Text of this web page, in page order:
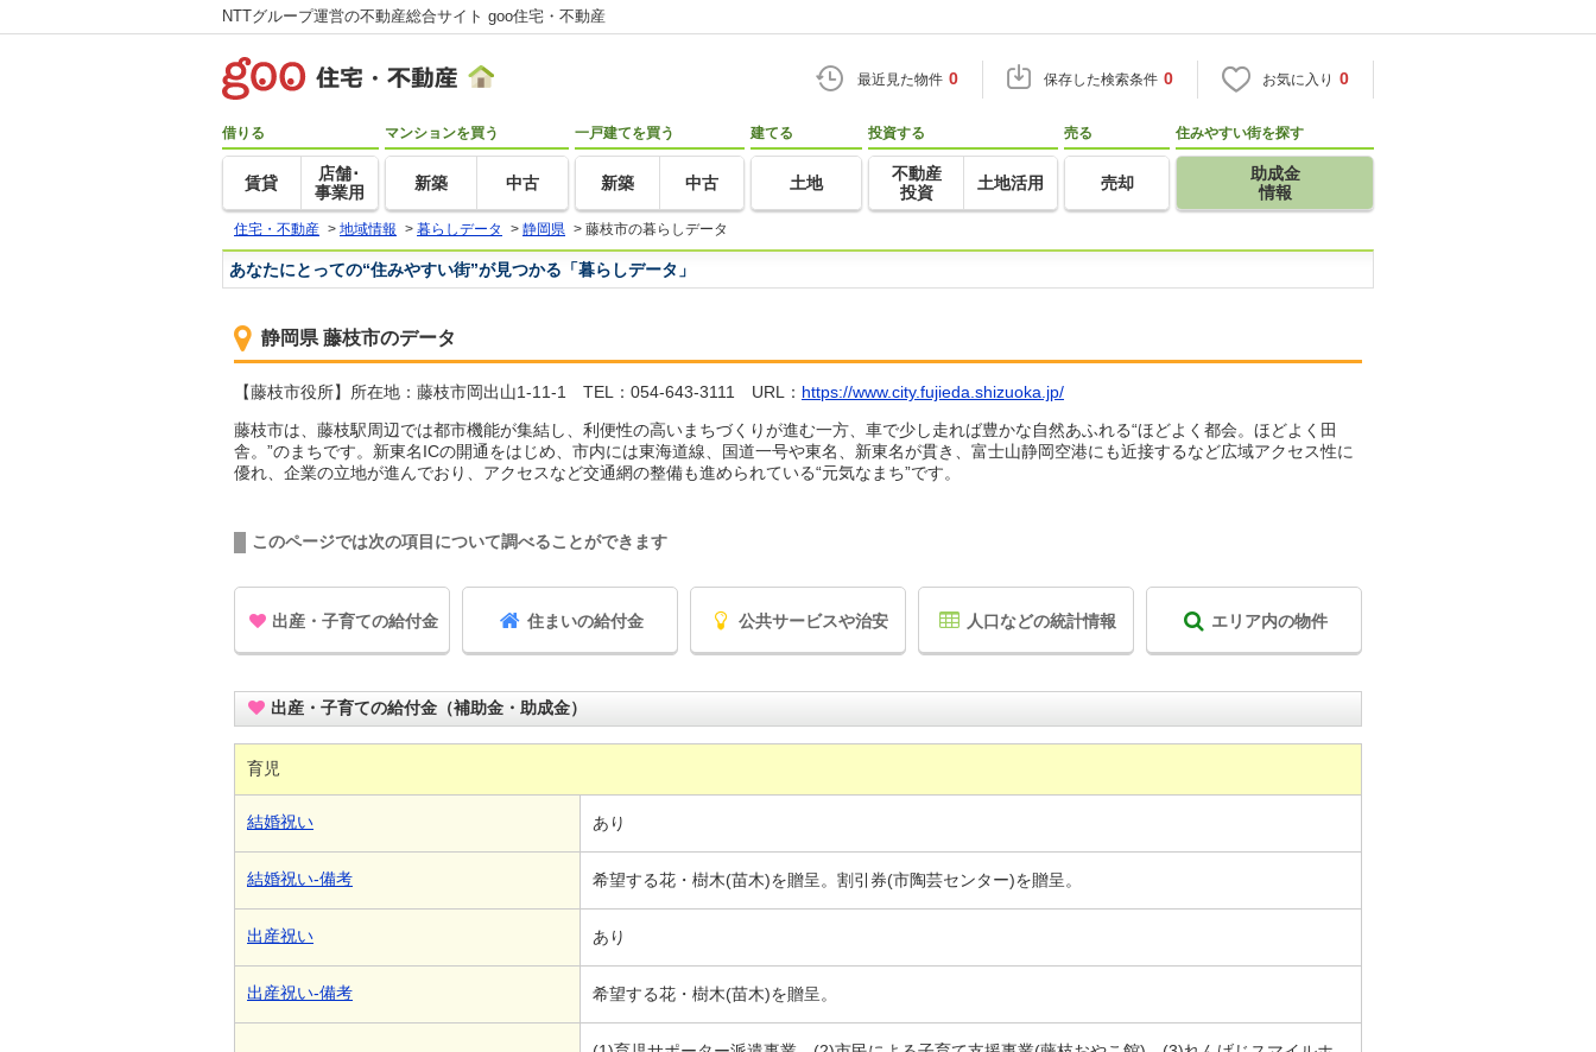
NTTグループ運営の不動産総合サイト goo住宅・不動産
最近見た物件 0 保存した検索条件 0 お気に入り 0
借りる
賃貸
店舗･
事業用
マンションを買う
新築 中古
一戸建てを買う
新築 中古
建てる
土地
投資する
不動産
投資
土地活用
売る
売却
住みやすい街を探す
助成金
情報
住宅・不動産 > 地域情報 > 暮らしデータ > 静岡県 > 藤枝市の暮らしデータ
あなたにとっての“住みやすい街”が見つかる「暮らしデータ」
静岡県 藤枝市のデータ
【藤枝市役所】所在地：藤枝市岡出山1-11-1 TEL：054-643-3111 URL： https://www.city.fujieda.shizuoka.jp/
藤枝市は、藤枝駅周辺では都市機能が集結し、利便性の高いまちづくりが進む一方、車で少し走れば豊かな自然あふれる“ほどよく都会。ほどよく田
舎。”のまちです。新東名ICの開通をはじめ、市内には東海道線、国道一号や東名、新東名が貫き、富士山静岡空港にも近接するなど広域アクセス性に
優れ、企業の立地が進んでおり、アクセスなど交通網の整備も進められている“元気なまち”です。
このページでは次の項目について調べることができます
出産・子育ての給付金 住まいの給付金 公共サービスや治安 人口などの統計情報 エリア内の物件
出産・子育ての給付金（補助金・助成金）
育児
結婚祝い あり
結婚祝い-備考 希望する花・樹木(苗木)を贈呈。割引券(市陶芸センター)を贈呈。
出産祝い あり
出産祝い-備考 希望する花・樹木(苗木)を贈呈。